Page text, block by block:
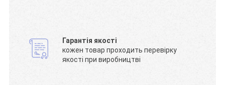
Гарантія якості
кожен товар проходить перевірку
якості при виробництві